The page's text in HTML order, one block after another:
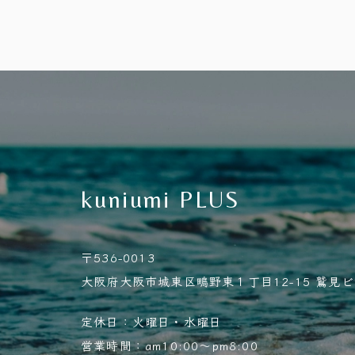
kuniumi PLUS
〒536-0013
大阪府大阪市城東区鴫野東１丁目12-15 鷲見
定休日：火曜日・水曜日
営業時間：am10:00～pm8:00